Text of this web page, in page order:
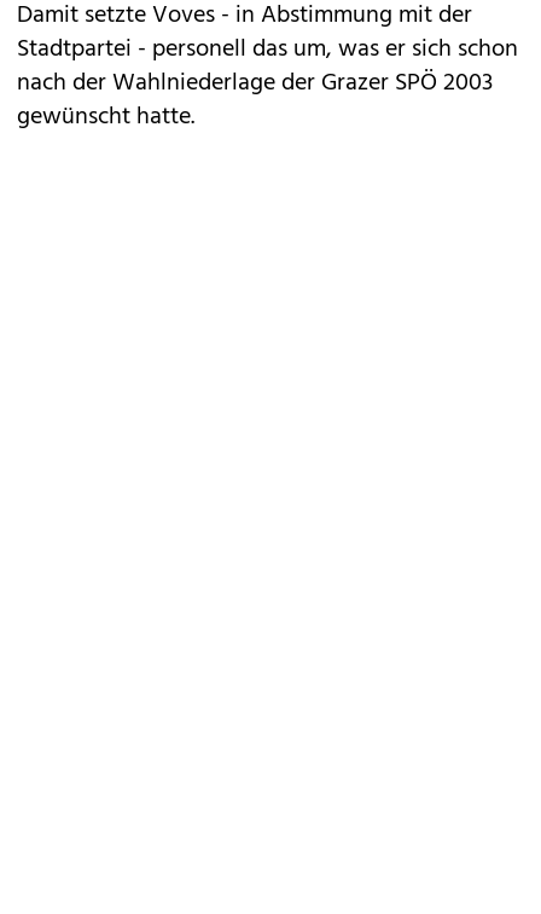
Damit setzte Voves - in Abstimmung mit der
Stadtpartei - personell das um, was er sich schon
nach der Wahlniederlage der Grazer SPÖ 2003
gewünscht hatte.